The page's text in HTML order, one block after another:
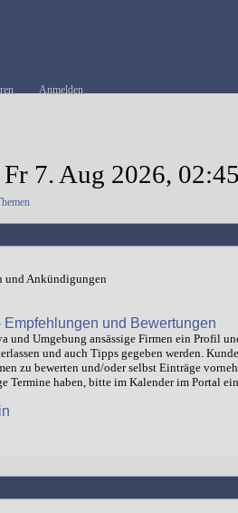
Anmelden
7. Aug 2026,
und Ankündigungen
Empfehlungen und Bewertungen
und Umgebung ansässige Firmen ein Profil
und auch Tipps gegeben werden.
zu bewerten und/oder selbst Einträge
Termine haben, bitte im Kalender im Portal